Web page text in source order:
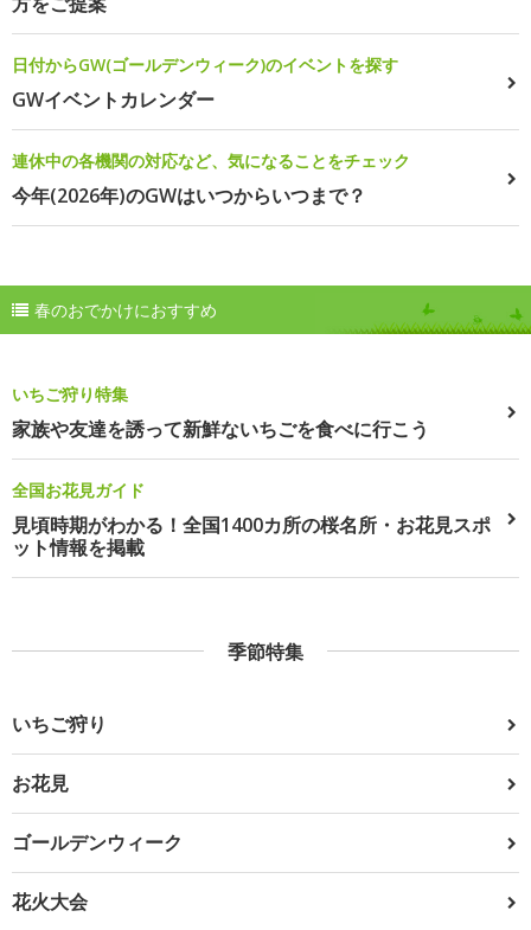
日付からGW(ゴールデンウィーク)のイベントを探す
GWイベントカレンダー
連休中の各機関の対応など、気になることをチェック
今年(2026年)のGWはいつからいつまで？
春のおでかけにおすすめ
いちご狩り特集
家族や友達を誘って新鮮ないちごを食べに行こう
全国お花見ガイド
見頃時期がわかる！全国1400カ所の桜名所・お花見スポ
ット情報を掲載
季節特集
いちご狩り
お花見
ゴールデンウィーク
花火大会